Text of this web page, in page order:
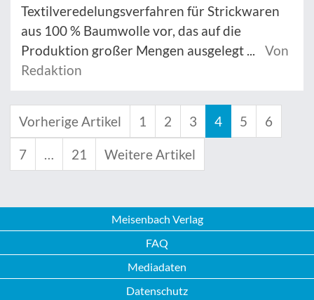
Textilveredelungsverfahren für Strickwaren
aus 100 % Baumwolle vor, das auf die
Produktion großer Mengen ausgelegt ...
Von
Redaktion
Vorherige Artikel 1 2 3 4 5 6
7 … 21 Weitere Artikel
Meisenbach Verlag
FAQ
Mediadaten
Datenschutz